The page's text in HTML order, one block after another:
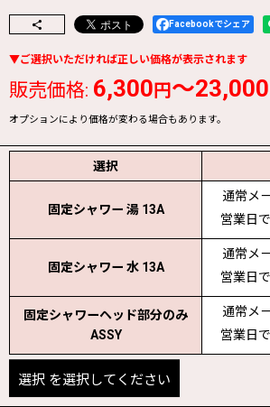
Facebookでシェア
販売価格: 6,300円～23,000
オプションにより価格が変わる場合もあります。
選択
固定シャワー 湯 13A
通常メ
営業日
固定シャワー 水 13A
通常メ
営業日
固定シャワーヘッド部分のみ
ASSY
通常メ
営業日
選択 を選択してください